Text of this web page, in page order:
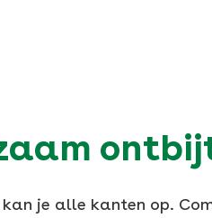
je alle kanten op.